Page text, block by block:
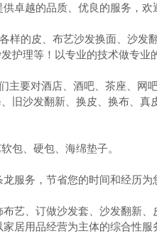
卓越的品质、优良的服务，欢
样的皮、布艺沙发换面、沙发
护理等！以专业的技术做专业
主要对酒店、酒吧、茶座、网
旧沙发翻新、换皮、换布、真
包、硬包、海绵垫子。
服务，节省您的时间和经历为
艺、订做沙发套、沙发翻新、
居用品经营为主体的综合性服